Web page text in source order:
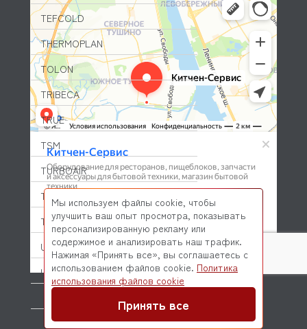
TEFCOLD
THERMOPLAN
TOLON
TRIBECA
TRUE
TSM
TURBOAIR
TURBOCHEF
TURBOVAC
UGOLINI
UNOX
VENIX
© 2026 Kitchen-Service.com Интернет-магазин запчастей
и оборудования профессиональной кухни
Мы используем файлы cookie, чтобы
улучшить ваш опыт просмотра, показывать
персонализированную рекламу или
содержимое и анализировать наш трафик.
Нажимая «Принять все», вы соглашаетесь с
использованием файлов cookie. Политика
использования файлов cookie
Принять все